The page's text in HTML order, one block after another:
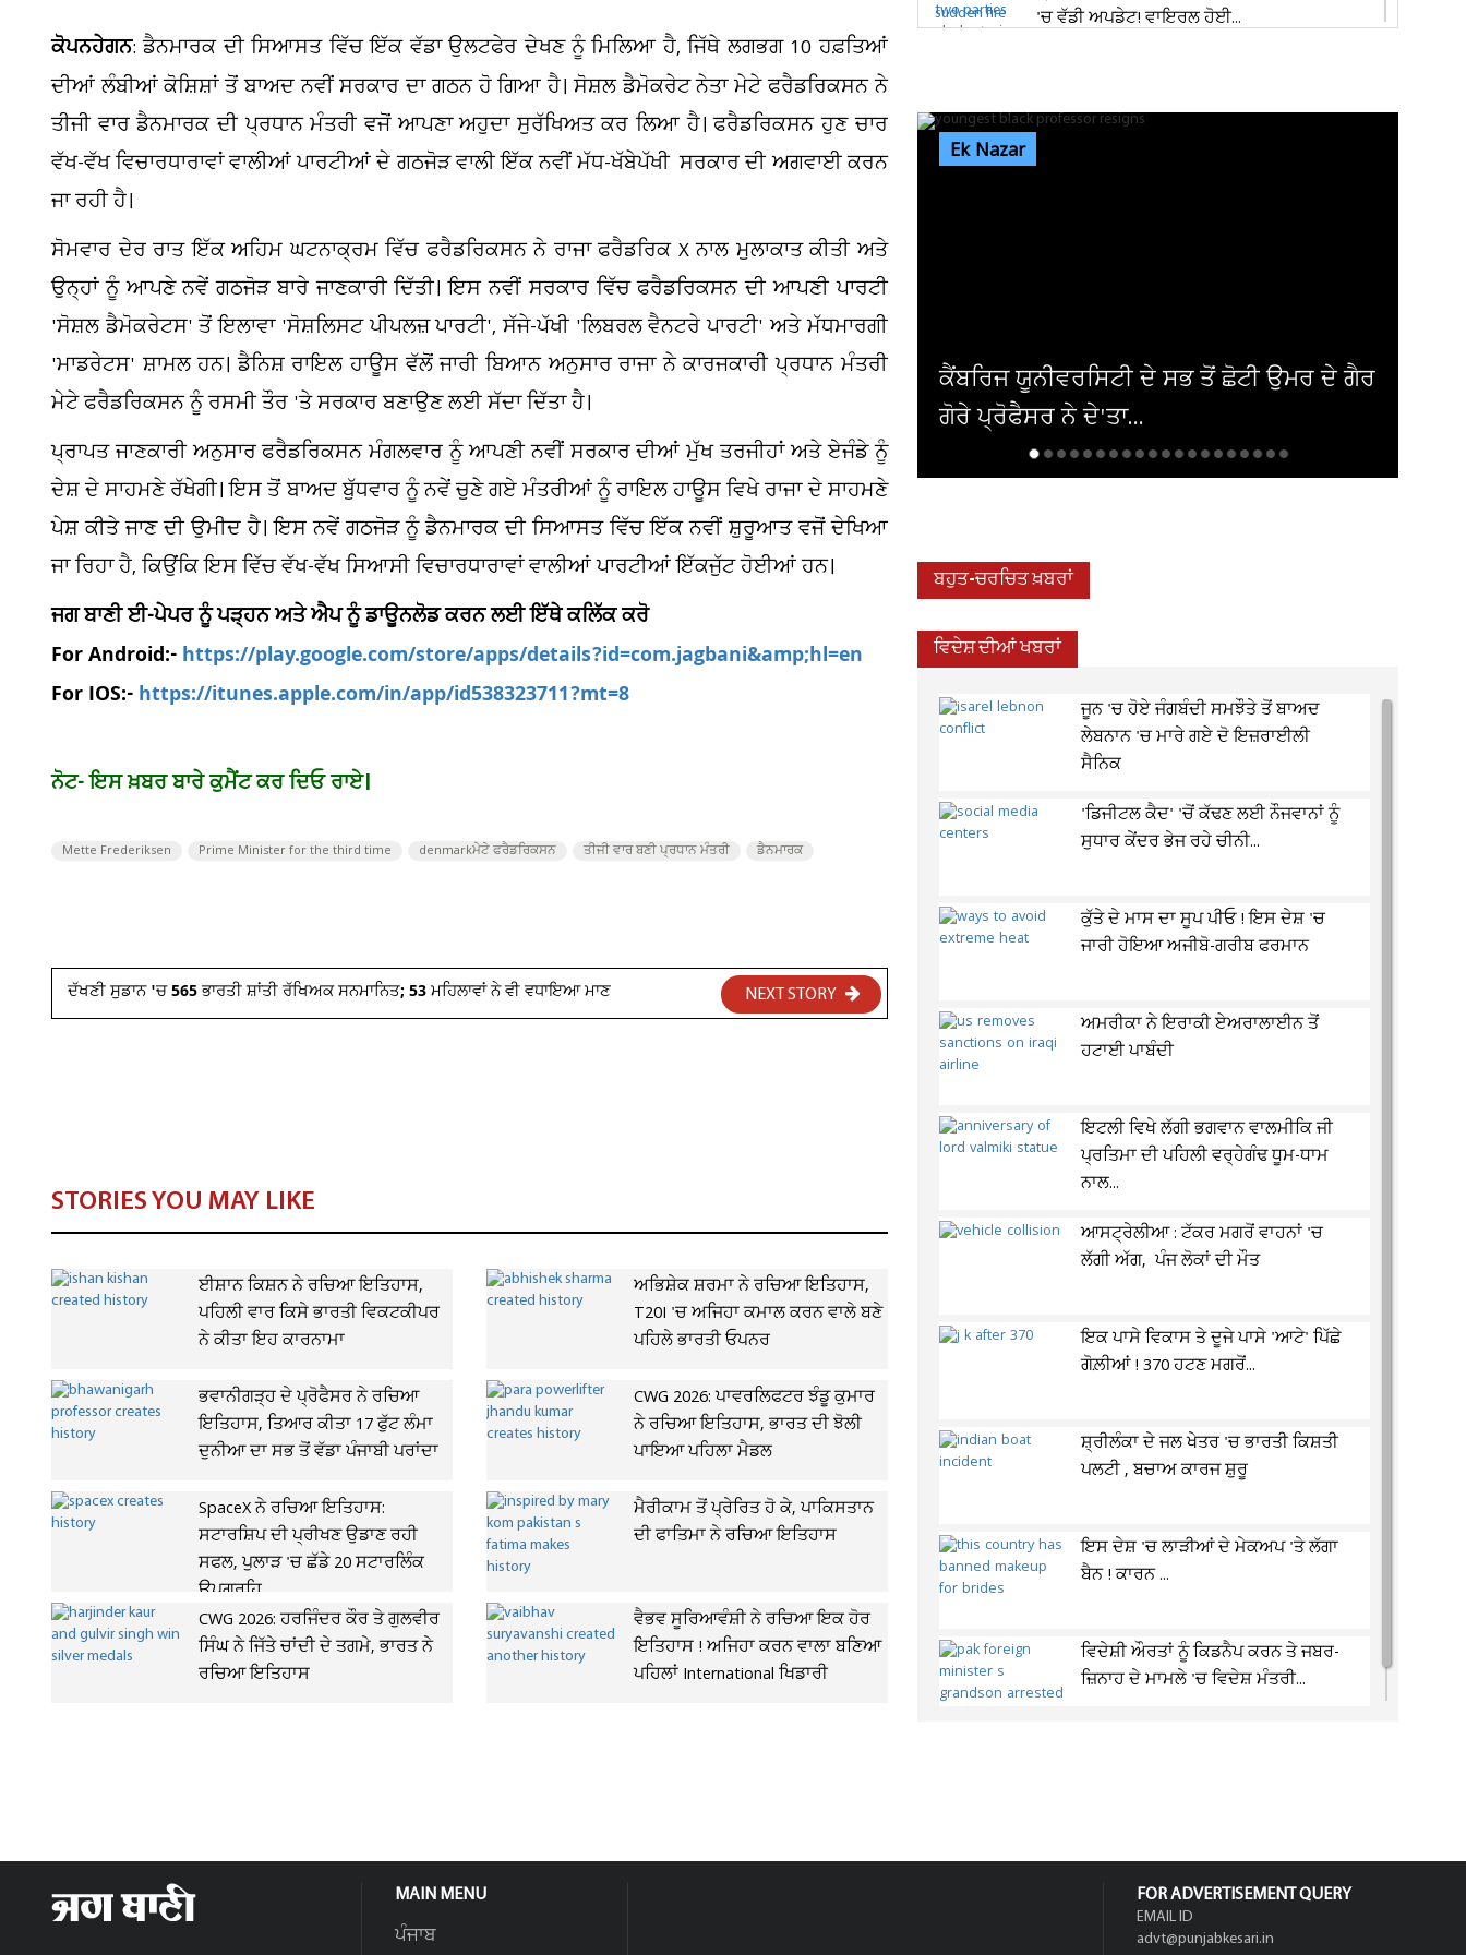
ਕੋਪਨਹੇਗਨ: ਡੈਨਮਾਰਕ ਦੀ ਸਿਆਸਤ ਵਿੱਚ ਇੱਕ ਵੱਡਾ ਉਲਟਫੇਰ ਦੇਖਣ ਨੂੰ ਮਿਲਿਆ ਹੈ, ਜਿੱਥੇ ਲਗਭਗ 10 ਹਫ਼ਤਿਆਂ
ਦੀਆਂ ਲੰਬੀਆਂ ਕੋਸ਼ਿਸ਼ਾਂ ਤੋਂ ਬਾਅਦ ਨਵੀਂ ਸਰਕਾਰ ਦਾ ਗਠਨ ਹੋ ਗਿਆ ਹੈ। ਸੋਸ਼ਲ ਡੈਮੋਕਰੇਟ ਨੇਤਾ ਮੇਟੇ ਫਰੈਡਰਿਕਸਨ ਨੇ
ਤੀਜੀ ਵਾਰ ਡੈਨਮਾਰਕ ਦੀ ਪ੍ਰਧਾਨ ਮੰਤਰੀ ਵਜੋਂ ਆਪਣਾ ਅਹੁਦਾ ਸੁਰੱਖਿਅਤ ਕਰ ਲਿਆ ਹੈ। ਫਰੈਡਰਿਕਸਨ ਹੁਣ ਚਾਰ
ਵੱਖ-ਵੱਖ ਵਿਚਾਰਧਾਰਾਵਾਂ ਵਾਲੀਆਂ ਪਾਰਟੀਆਂ ਦੇ ਗਠਜੋੜ ਵਾਲੀ ਇੱਕ ਨਵੀਂ ਮੱਧ-ਖੱਬੇਪੱਖੀ ਸਰਕਾਰ ਦੀ ਅਗਵਾਈ ਕਰਨ
ਜਾ ਰਹੀ ਹੈ।
ਸੋਮਵਾਰ ਦੇਰ ਰਾਤ ਇੱਕ ਅਹਿਮ ਘਟਨਾਕ੍ਰਮ ਵਿੱਚ ਫਰੈਡਰਿਕਸਨ ਨੇ ਰਾਜਾ ਫਰੈਡਰਿਕ X ਨਾਲ ਮੁਲਾਕਾਤ ਕੀਤੀ ਅਤੇ
ਉਨ੍ਹਾਂ ਨੂੰ ਆਪਣੇ ਨਵੇਂ ਗਠਜੋੜ ਬਾਰੇ ਜਾਣਕਾਰੀ ਦਿੱਤੀ। ਇਸ ਨਵੀਂ ਸਰਕਾਰ ਵਿੱਚ ਫਰੈਡਰਿਕਸਨ ਦੀ ਆਪਣੀ ਪਾਰਟੀ
'ਸੋਸ਼ਲ ਡੈਮੋਕਰੇਟਸ' ਤੋਂ ਇਲਾਵਾ 'ਸੋਸ਼ਲਿਸਟ ਪੀਪਲਜ਼ ਪਾਰਟੀ', ਸੱਜੇ-ਪੱਖੀ 'ਲਿਬਰਲ ਵੈਨਟਰੇ ਪਾਰਟੀ' ਅਤੇ ਮੱਧਮਾਰਗੀ
'ਮਾਡਰੇਟਸ' ਸ਼ਾਮਲ ਹਨ। ਡੈਨਿਸ਼ ਰਾਇਲ ਹਾਊਸ ਵੱਲੋਂ ਜਾਰੀ ਬਿਆਨ ਅਨੁਸਾਰ ਰਾਜਾ ਨੇ ਕਾਰਜਕਾਰੀ ਪ੍ਰਧਾਨ ਮੰਤਰੀ
ਮੇਟੇ ਫਰੈਡਰਿਕਸਨ ਨੂੰ ਰਸਮੀ ਤੌਰ 'ਤੇ ਸਰਕਾਰ ਬਣਾਉਣ ਲਈ ਸੱਦਾ ਦਿੱਤਾ ਹੈ।
ਪ੍ਰਾਪਤ ਜਾਣਕਾਰੀ ਅਨੁਸਾਰ ਫਰੈਡਰਿਕਸਨ ਮੰਗਲਵਾਰ ਨੂੰ ਆਪਣੀ ਨਵੀਂ ਸਰਕਾਰ ਦੀਆਂ ਮੁੱਖ ਤਰਜੀਹਾਂ ਅਤੇ ਏਜੰਡੇ ਨੂੰ
ਦੇਸ਼ ਦੇ ਸਾਹਮਣੇ ਰੱਖੇਗੀ। ਇਸ ਤੋਂ ਬਾਅਦ ਬੁੱਧਵਾਰ ਨੂੰ ਨਵੇਂ ਚੁਣੇ ਗਏ ਮੰਤਰੀਆਂ ਨੂੰ ਰਾਇਲ ਹਾਊਸ ਵਿਖੇ ਰਾਜਾ ਦੇ ਸਾਹਮਣੇ
ਪੇਸ਼ ਕੀਤੇ ਜਾਣ ਦੀ ਉਮੀਦ ਹੈ। ਇਸ ਨਵੇਂ ਗਠਜੋੜ ਨੂੰ ਡੈਨਮਾਰਕ ਦੀ ਸਿਆਸਤ ਵਿੱਚ ਇੱਕ ਨਵੀਂ ਸ਼ੁਰੂਆਤ ਵਜੋਂ ਦੇਖਿਆ
ਜਾ ਰਿਹਾ ਹੈ, ਕਿਉਂਕਿ ਇਸ ਵਿੱਚ ਵੱਖ-ਵੱਖ ਸਿਆਸੀ ਵਿਚਾਰਧਾਰਾਵਾਂ ਵਾਲੀਆਂ ਪਾਰਟੀਆਂ ਇੱਕਜੁੱਟ ਹੋਈਆਂ ਹਨ।
ਜਗ ਬਾਣੀ ਈ-ਪੇਪਰ ਨੂੰ ਪੜ੍ਹਨ ਅਤੇ ਐਪ ਨੂੰ ਡਾਊਨਲੋਡ ਕਰਨ ਲਈ ਇੱਥੇ ਕਲਿੱਕ ਕਰੋ
For Android:-https://play.google.com/store/apps/details?id=com.jagbani&amp;hl=en
For IOS:-https://itunes.apple.com/in/app/id538323711?mt=8
ਨੋਟ- ਇਸ ਖ਼ਬਰ ਬਾਰੇ ਕੁਮੈਂਟ ਕਰ ਦਿਓ ਰਾਏ।
Mette Frederiksen Prime Minister for the third time denmarkਮੇਟੇ ਫਰੈਡਰਿਕਸਨ ਤੀਜੀ ਵਾਰ ਬਣੀ ਪ੍ਰਧਾਨ ਮੰਤਰੀ ਡੈਨਮਾਰਕ
ਦੱਖਣੀ ਸੁਡਾਨ 'ਚ 565 ਭਾਰਤੀ ਸ਼ਾਂਤੀ ਰੱਖਿਅਕ ਸਨਮਾਨਿਤ; 53 ਮਹਿਲਾਵਾਂ ਨੇ ਵੀ ਵਧਾਇਆ ਮਾਣ NEXT STORY
STORIES YOU MAY LIKE
ਈਸ਼ਾਨ ਕਿਸ਼ਨ ਨੇ ਰਚਿਆ ਇਤਿਹਾਸ,
ਪਹਿਲੀ ਵਾਰ ਕਿਸੇ ਭਾਰਤੀ ਵਿਕਟਕੀਪਰ
ਨੇ ਕੀਤਾ ਇਹ ਕਾਰਨਾਮਾ
ਅਭਿਸ਼ੇਕ ਸ਼ਰਮਾ ਨੇ ਰਚਿਆ ਇਤਿਹਾਸ,
T20I 'ਚ ਅਜਿਹਾ ਕਮਾਲ ਕਰਨ ਵਾਲੇ ਬਣੇ
ਪਹਿਲੇ ਭਾਰਤੀ ਓਪਨਰ
ਭਵਾਨੀਗੜ੍ਹ ਦੇ ਪ੍ਰੋਫੈਸਰ ਨੇ ਰਚਿਆ
ਇਤਿਹਾਸ, ਤਿਆਰ ਕੀਤਾ 17 ਫੁੱਟ ਲੰਮਾ
ਦੁਨੀਆ ਦਾ ਸਭ ਤੋਂ ਵੱਡਾ ਪੰਜਾਬੀ ਪਰਾਂਦਾ
CWG 2026: ਪਾਵਰਲਿਫਟਰ ਝੰਡੂ ਕੁਮਾਰ
ਨੇ ਰਚਿਆ ਇਤਿਹਾਸ, ਭਾਰਤ ਦੀ ਝੋਲੀ
ਪਾਇਆ ਪਹਿਲਾ ਮੈਡਲ
SpaceX ਨੇ ਰਚਿਆ ਇਤਿਹਾਸ:
ਸਟਾਰਸ਼ਿਪ ਦੀ ਪ੍ਰੀਖਣ ਉਡਾਣ ਰਹੀ
ਸਫਲ, ਪੁਲਾੜ 'ਚ ਛੱਡੇ 20 ਸਟਾਰਲਿੰਕ
ਉਪਗ੍ਰਹਿ
ਮੈਰੀਕਾਮ ਤੋਂ ਪ੍ਰੇਰਿਤ ਹੋ ਕੇ, ਪਾਕਿਸਤਾਨ
ਦੀ ਫਾਤਿਮਾ ਨੇ ਰਚਿਆ ਇਤਿਹਾਸ
CWG 2026: ਹਰਜਿੰਦਰ ਕੌਰ ਤੇ ਗੁਲਵੀਰ
ਸਿੰਘ ਨੇ ਜਿੱਤੇ ਚਾਂਦੀ ਦੇ ਤਗਮੇ, ਭਾਰਤ ਨੇ
ਰਚਿਆ ਇਤਿਹਾਸ
ਵੈਭਵ ਸੂਰਿਆਵੰਸ਼ੀ ਨੇ ਰਚਿਆ ਇਕ ਹੋਰ
ਇਤਿਹਾਸ ! ਅਜਿਹਾ ਕਰਨ ਵਾਲਾ ਬਣਿਆ
ਪਹਿਲਾਂ International ਖਿਡਾਰੀ
'ਚ ਵੱਡੀ ਅਪਡੇਟ! ਵਾਇਰਲ ਹੋਈ...
Ek Nazar
ਕੈਂਬਰਿਜ ਯੂਨੀਵਰਸਿਟੀ ਦੇ ਸਭ ਤੋਂ ਛੋਟੀ ਉਮਰ ਦੇ ਗੈਰ
ਗੋਰੇ ਪ੍ਰੋਫੈਸਰ ਨੇ ਦੇ'ਤਾ...
ਅਮਰੀਕਾ ਨੇ ਇਰਾਕੀ ਏਅਰਾਲਾਈਨ ਤੋਂ ਹਟਾਈ
ਪਾਬੰਦੀ
ਬਹੁਤ-ਚਰਚਿਤ ਖ਼ਬਰਾਂ
ਵਿਦੇਸ਼ ਦੀਆਂ ਖਬਰਾਂ
ਜੂਨ 'ਚ ਹੋਏ ਜੰਗਬੰਦੀ ਸਮਝੌਤੇ ਤੋਂ ਬਾਅਦ
ਲੇਬਨਾਨ 'ਚ ਮਾਰੇ ਗਏ ਦੋ ਇਜ਼ਰਾਈਲੀ
ਸੈਨਿਕ
'ਡਿਜੀਟਲ ਕੈਦ' 'ਚੋਂ ਕੱਢਣ ਲਈ ਨੌਜਵਾਨਾਂ ਨੂੰ
ਸੁਧਾਰ ਕੇਂਦਰ ਭੇਜ ਰਹੇ ਚੀਨੀ...
ਕੁੱਤੇ ਦੇ ਮਾਸ ਦਾ ਸੂਪ ਪੀਓ ! ਇਸ ਦੇਸ਼ 'ਚ
ਜਾਰੀ ਹੋਇਆ ਅਜੀਬੋ-ਗਰੀਬ ਫਰਮਾਨ
ਅਮਰੀਕਾ ਨੇ ਇਰਾਕੀ ਏਅਰਾਲਾਈਨ ਤੋਂ
ਹਟਾਈ ਪਾਬੰਦੀ
ਇਟਲੀ ਵਿਖੇ ਲੱਗੀ ਭਗਵਾਨ ਵਾਲਮੀਕਿ ਜੀ
ਪ੍ਰਤਿਮਾ ਦੀ ਪਹਿਲੀ ਵਰ੍ਹੇਗੰਢ ਧੂਮ-ਧਾਮ
ਨਾਲ...
ਆਸਟ੍ਰੇਲੀਆ : ਟੱਕਰ ਮਗਰੋਂ ਵਾਹਨਾਂ 'ਚ
ਲੱਗੀ ਅੱਗ, ਪੰਜ ਲੋਕਾਂ ਦੀ ਮੌਤ
ਇਕ ਪਾਸੇ ਵਿਕਾਸ ਤੇ ਦੂਜੇ ਪਾਸੇ 'ਆਟੇ' ਪਿੱਛੇ
ਗੋਲ਼ੀਆਂ ! 370 ਹਟਣ ਮਗਰੋਂ...
ਸ਼੍ਰੀਲੰਕਾ ਦੇ ਜਲ ਖੇਤਰ 'ਚ ਭਾਰਤੀ ਕਿਸ਼ਤੀ
ਪਲਟੀ , ਬਚਾਅ ਕਾਰਜ ਸ਼ੁਰੂ
ਇਸ ਦੇਸ਼ 'ਚ ਲਾੜੀਆਂ ਦੇ ਮੇਕਅਪ 'ਤੇ ਲੱਗਾ
ਬੈਨ ! ਕਾਰਨ ...
ਵਿਦੇਸ਼ੀ ਔਰਤਾਂ ਨੂੰ ਕਿਡਨੈਪ ਕਰਨ ਤੇ ਜਬਰ-
ਜ਼ਿਨਾਹ ਦੇ ਮਾਮਲੇ 'ਚ ਵਿਦੇਸ਼ ਮੰਤਰੀ...
MAIN MENU
ਪੰਜਾਬ
FOR ADVERTISEMENT QUERY
EMAIL ID
advt@punjabkesari.in